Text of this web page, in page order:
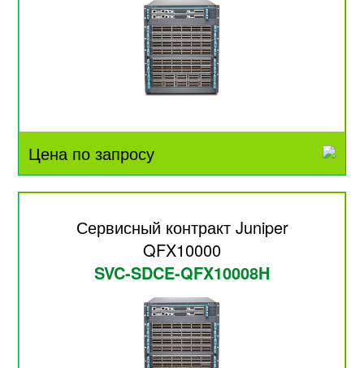
Цена по запросу
Сервисный контракт Juniper
QFX10000
SVC-SDCE-QFX10008H